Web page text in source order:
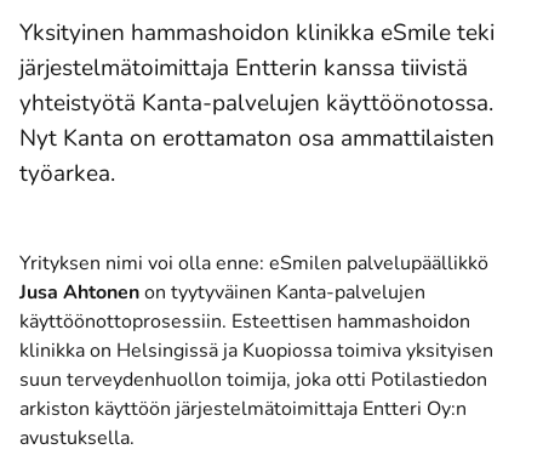
Yksityinen hammashoidon klinikka eSmile teki
järjestelmätoimittaja Entterin kanssa tiivistä
yhteistyötä Kanta-palvelujen käyttöönotossa.
Nyt Kanta on erottamaton osa ammattilaisten
työarkea.
Yrityksen nimi voi olla enne: eSmilen palvelupäällikkö
Jusa Ahtonenon tyytyväinen Kanta-palvelujen
käyttöönottoprosessiin. Esteettisen hammashoidon
klinikka on Helsingissä ja Kuopiossa toimiva yksityisen
suun terveydenhuollon toimija, joka otti Potilastiedon
arkiston käyttöön järjestelmätoimittaja Entteri Oy:n
avustuksella.